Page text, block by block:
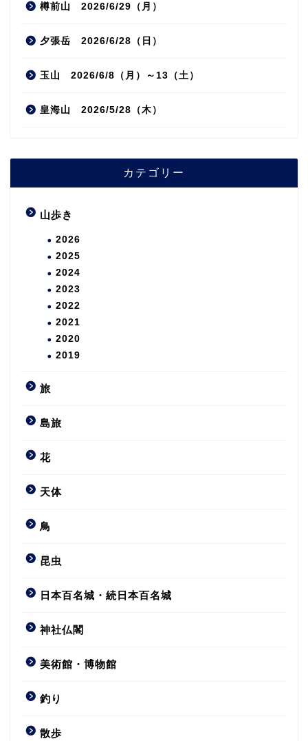
樽前山 2026/6/29（月）
夕張岳 2026/6/28（日）
玉山 2026/6/8（月）～13（土）
皇海山 2026/5/28（木）
カテゴリー
山歩き
2026
2025
2024
2023
2022
2021
2020
2019
旅
島旅
花
天体
鳥
昆虫
日本百名城・続日本百名城
神社仏閣
美術館・博物館
釣り
散歩